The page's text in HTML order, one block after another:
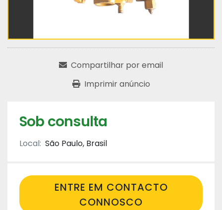
Compartilhar por email
Imprimir anúncio
Sob consulta
Local: São Paulo, Brasil
ENTRE EM CONTACTO
CONNOSCO